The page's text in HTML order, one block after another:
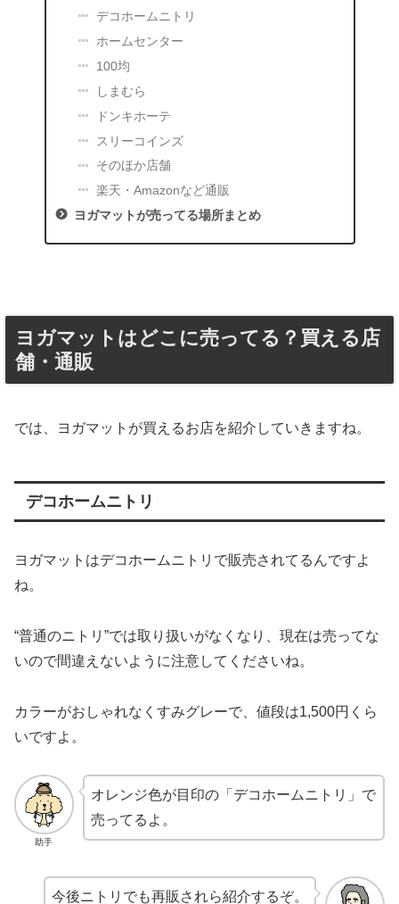
デコホームニトリ
ホームセンター
100均
しまむら
ドンキホーテ
スリーコインズ
そのほか店舗
楽天・Amazonなど通販
ヨガマットが売ってる場所まとめ
ヨガマットはどこに売ってる？買える店
舗・通販
では、ヨガマットが買えるお店を紹介していきますね。
デコホームニトリ
ヨガマットはデコホームニトリで販売されてるんですよ
ね。
“普通のニトリ”では取り扱いがなくなり、現在は売ってな
いので間違えないように注意してくださいね。
カラーがおしゃれなくすみグレーで、値段は1,500円くら
いですよ。
助手
オレンジ色が目印の「デコホームニトリ」で
売ってるよ。
今後ニトリでも再販されら紹介するぞ。